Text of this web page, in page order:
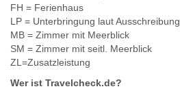
FH = Ferienhaus
LP = Unterbringung laut Ausschreibung
MB = Zimmer mit Meerblick
SM = Zimmer mit seitl. Meerblick
ZL=Zusatzleistung
Wer ist Travelcheck.de?